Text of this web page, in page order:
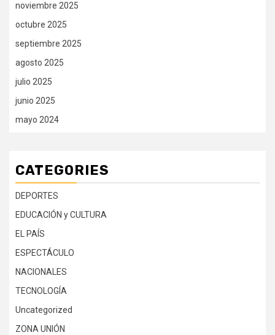
noviembre 2025
octubre 2025
septiembre 2025
agosto 2025
julio 2025
junio 2025
mayo 2024
CATEGORIES
DEPORTES
EDUCACIÓN y CULTURA
EL PAÍS
ESPECTÁCULO
NACIONALES
TECNOLOGÍA
Uncategorized
ZONA UNIÓN